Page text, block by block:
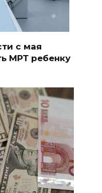
с мая
МРТ ребенку